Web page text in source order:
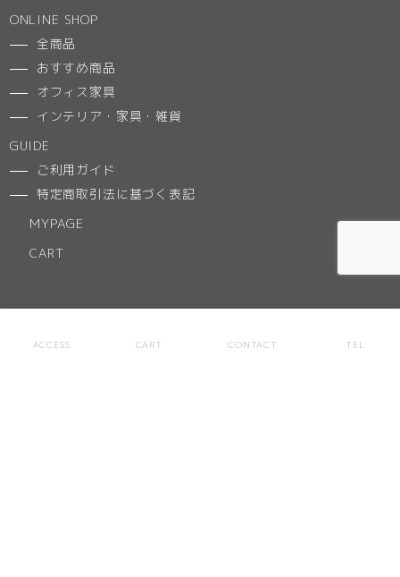
ONLINE SHOP
全商品
おすすめ商品
オフィス家具
インテリア・家具・雑貨
GUIDE
ご利用ガイド
特定商取引法に基づく表記
MYPAGE
CART
ACCESS CART CONTACT TEL